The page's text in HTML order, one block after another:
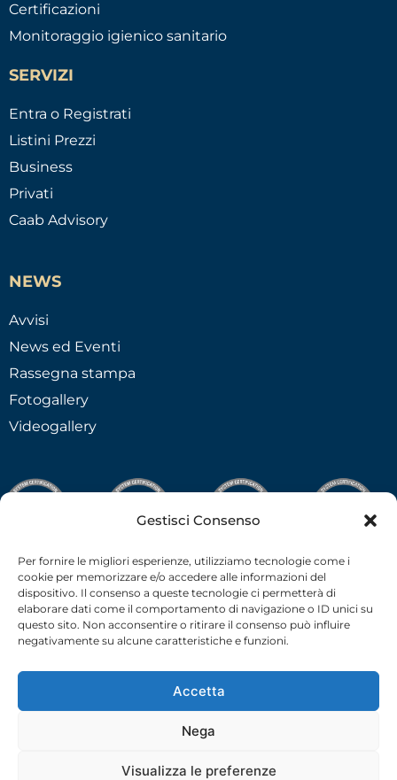
Gestisci Consenso
Per fornire le migliori esperienze, utilizziamo tecnologie come i
cookie per memorizzare e/o accedere alle informazioni del
dispositivo. Il consenso a queste tecnologie ci permetterà di
elaborare dati come il comportamento di navigazione o ID unici su
questo sito. Non acconsentire o ritirare il consenso può influire
negativamente su alcune caratteristiche e funzioni.
Accetta
Nega
Visualizza le preferenze
Certificazioni
Monitoraggio igienico sanitario
SERVIZI
Entra o Registrati
Listini Prezzi
Business
Privati
Caab Advisory
NEWS
Avvisi
News ed Eventi
Rassegna stampa
Fotogallery
Videogallery
C.F.-P.I. 02538910379 all rights reserved © –
Privacy Policy– Cookie Policy